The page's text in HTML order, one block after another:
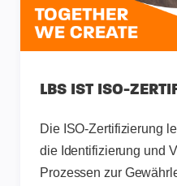
LBS IST ISO-
Die ISO-Zertifizierung
die Identifizierung und
Prozessen zur